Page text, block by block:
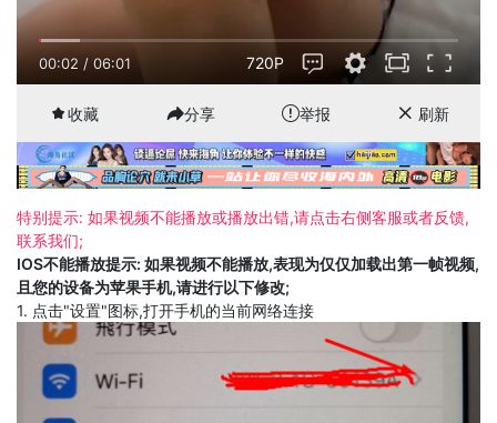
00:02 / 06:01 720P
收藏 分享 举报 刷新
特别提示: 如果视频不能播放或播放出错,请点击右侧客服或者反馈,
联系我们;
IOS不能播放提示: 如果视频不能播放,表现为仅仅加载出第一帧视频,
且您的设备为苹果手机,请进行以下修改;
1. 点击"设置"图标,打开手机的当前网络连接